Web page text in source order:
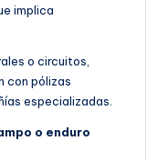
implica
o circuitos,
con pólizas
especializadas.
o enduro